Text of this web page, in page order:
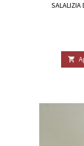
SALALIZIA
